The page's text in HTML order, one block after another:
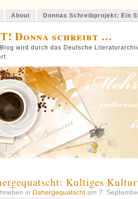
About Donnas Schreibprojekt: Ein
Donna schreibt …
wird durch das Deutsche
Kultiges
in Dahergequatscht am 7.